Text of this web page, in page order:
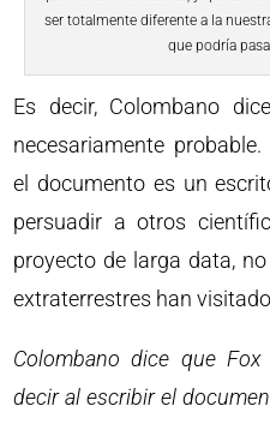
ser totalmente diferente a la
que podría
Es decir, Colombano
necesariamente
el documento es un
persuadir a otros
proyecto de larga data,
extraterrestres han
Colombano dice que
decir al escribir el